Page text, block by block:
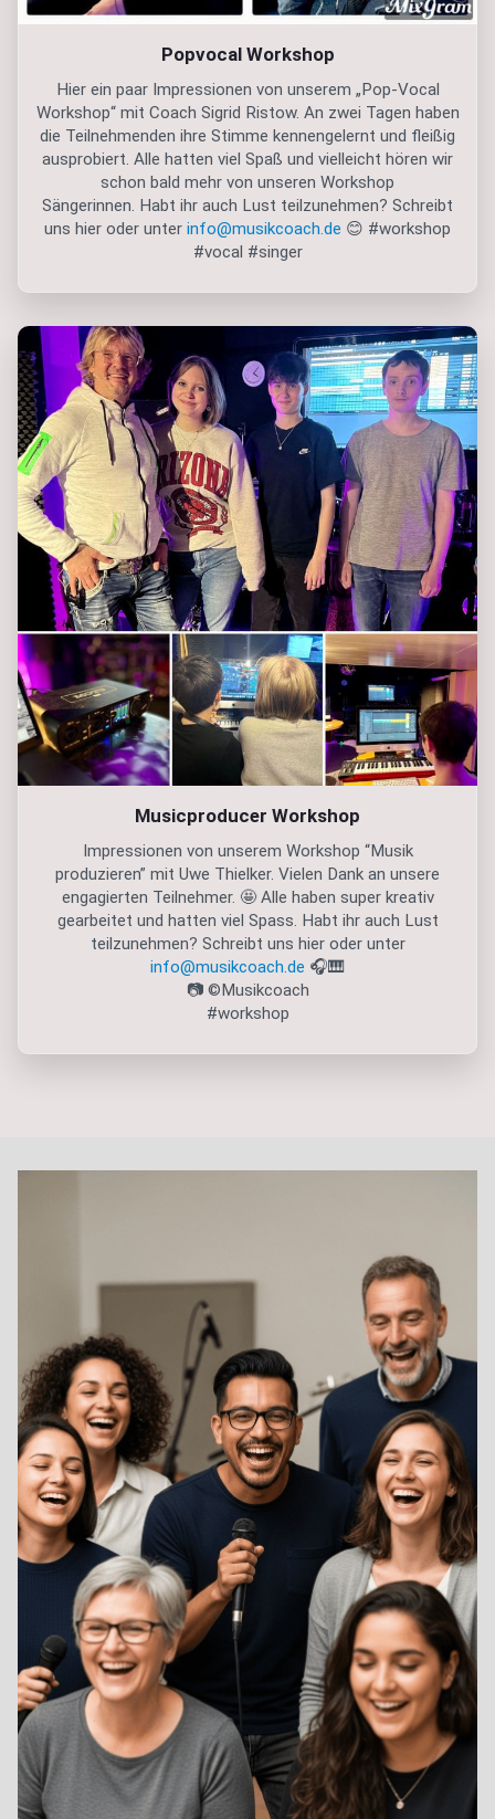
Popvocal Workshop
Hier ein paar Impressionen von unserem „Pop-Vocal
Workshop“ mit Coach Sigrid Ristow. An zwei Tagen haben
die Teilnehmenden ihre Stimme kennengelernt und fleißig
ausprobiert. Alle hatten viel Spaß und vielleicht hören wir
schon bald mehr von unseren Workshop
Sängerinnen. Habt ihr auch Lust teilzunehmen? Schreibt
uns hier oder unter info@musikcoach.de 😊 #workshop
#vocal #singer
Musicproducer Workshop
Impressionen von unserem Workshop “Musik
produzieren” mit Uwe Thielker. Vielen Dank an unsere
engagierten Teilnehmer. 🤩 Alle haben super kreativ
gearbeitet und hatten viel Spass. Habt ihr auch Lust
teilzunehmen? Schreibt uns hier oder unter
info@musikcoach.de 🎧🎹
📷 ©Musikcoach
#workshop